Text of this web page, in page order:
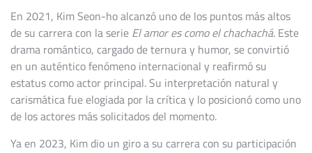
En 2021, Kim Seon-ho alcanzó uno de los puntos más altos
de su carrera con la serieEl amor es como el chachachá. Este
drama romántico, cargado de ternura y humor, se convirtió
en un auténtico fenómeno internacional y reafirmó su
estatus como actor principal. Su interpretación natural y
carismática fue elogiada por la crítica y lo posicionó como uno
de los actores más solicitados del momento.
Ya en 2023, Kim dio un giro a su carrera con su participación